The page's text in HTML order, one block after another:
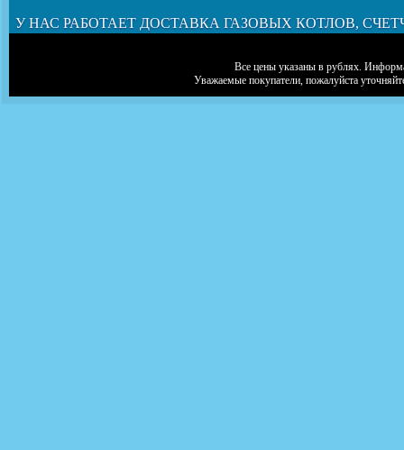
У НАС РАБОТАЕТ ДОСТАВКА ГАЗОВЫХ КОТЛОВ,
Все цены указаны в рублях.
Уважаемые покупатели, пожалуйста